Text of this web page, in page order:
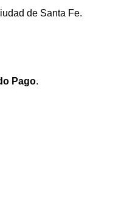
de Santa Fe.
Pago.